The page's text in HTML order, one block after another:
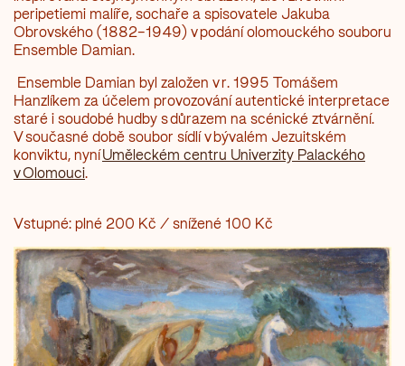
peripetiemi malíře, sochaře a spisovatele Jakuba
Obrovského (1882–1949) v podání olomouckého souboru
Ensemble Damian.
Ensemble Damian byl založen v r. 1995 Tomášem
Hanzlíkem za účelem provozování autentické interpretace
staré i soudobé hudby s důrazem na scénické ztvárnění.
V současné době soubor sídlí v bývalém Jezuitském
konviktu, nyníUměleckém centru Univerzity Palackého
v Olomouci.
Vstupné: plné 200 Kč / snížené 100 Kč